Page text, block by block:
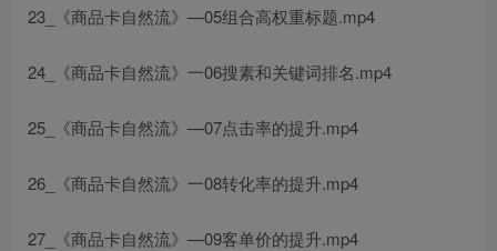
23_《商品卡自然流》—05组合高权重标题.mp4
24_《商品卡自然流》一06搜素和关键词排名.mp4
25_《商品卡自然流》—07点击率的提升.mp4
26_《商品卡自然流》一08转化率的提升.mp4
27_《商品卡自然流》—09客单价的提升.mp4